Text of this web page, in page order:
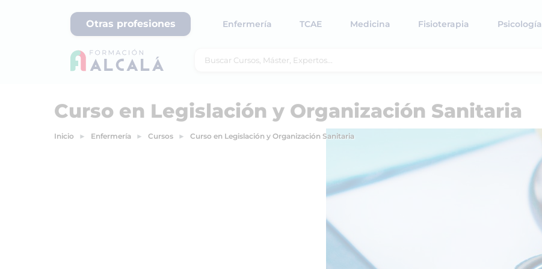
Otras profesiones Enfermería TCAE Medicina Fisioterapia Psicología
Curso en Legislación y Organización Sanitaria
Inicio Enfermería Cursos Curso en Legislación y Organización Sanitaria